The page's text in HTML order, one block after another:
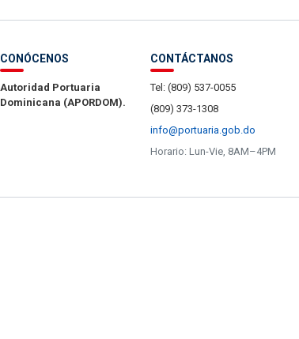
CONÓCENOS
Autoridad Portuaria
Dominicana (APORDOM).
CONTÁCTANOS
Tel: (809) 537-0055
(809) 373-1308
info@portuaria.gob.do
Horario: Lun-Vie, 8AM–4PM